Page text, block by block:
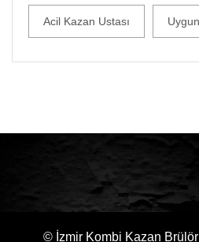
Acil Kazan Ustası
© İzmir Kombi Kazan